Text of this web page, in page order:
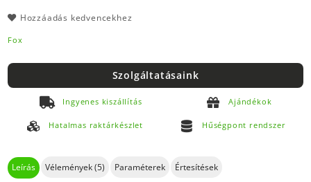
Hozzáadás kedvencekhez
Fox
Szolgáltatásaink
Ingyenes kiszállítás Ajándékok
Hatalmas raktárkészlet Hűségpont rendszer
Leírás Vélemények (5) Paraméterek Értesítések